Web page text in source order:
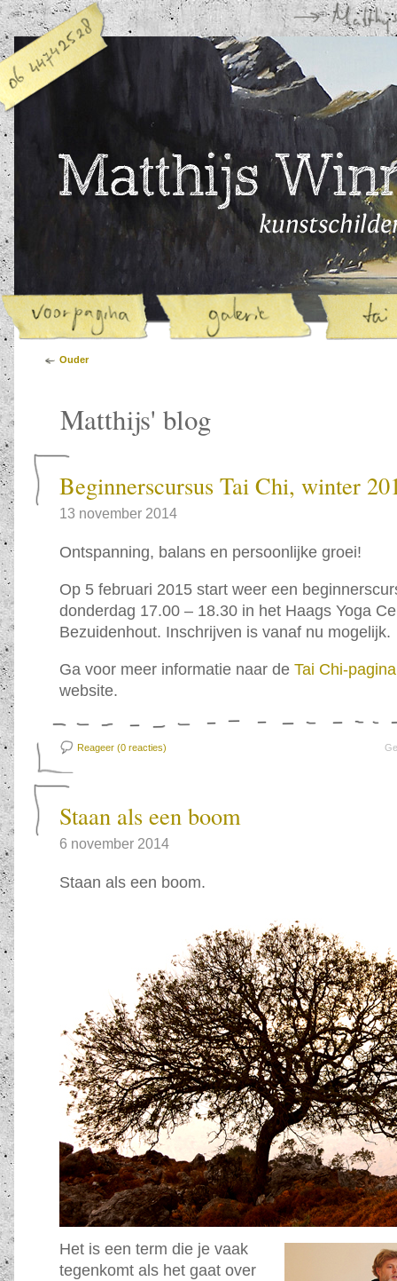
Ouder
Matthijs' blog
Beginnerscursus Tai Chi, winter
13 november 2014
Ontspanning, balans en persoonlijke groei!
Op 5 februari 2015 start weer een
donderdag 17.00 – 18.30 in het Haags Yoga
Bezuidenhout. Inschrijven is vanaf nu mogelijk.
Ga voor meer informatie naar de Tai Chi-
website.
Reageer (0 reacties)
Staan als een boom
6 november 2014
Staan als een boom.
Het is een term die je vaak
tegenkomt als het gaat over